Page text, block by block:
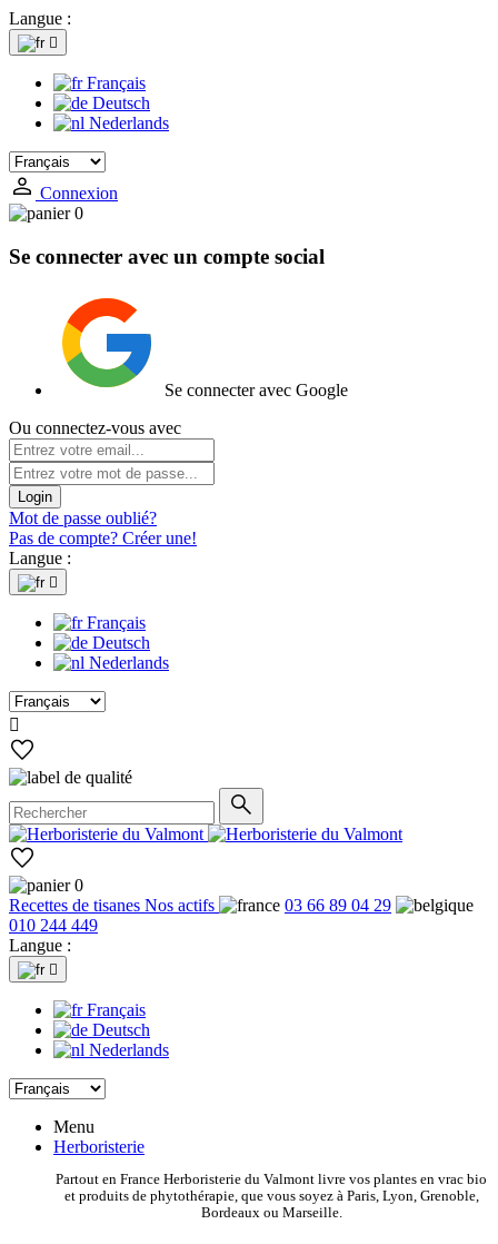
Langue :

Français
Deutsch
Nederlands
Connexion
0
Se connecter avec un compte social
Se connecter avec Google
Ou connectez-vous avec
Login
Mot de passe oublié?
Pas de compte? Créer une!
Langue :

Français
Deutsch
Nederlands

0
Recettes de tisanes Nos actifs
03 66 89 04 29
010 244 449
Langue :

Français
Deutsch
Nederlands
Menu
Herboristerie
Partout en France Herboristerie du Valmont livre vos plantes en vrac bio
et produits de phytothérapie, que vous soyez à Paris, Lyon, Grenoble,
Bordeaux ou Marseille.